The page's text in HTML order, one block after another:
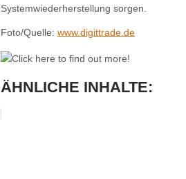
Systemwiederherstellung sorgen.
Foto/Quelle: www.digittrade.de
ÄHNLICHE INHALTE: